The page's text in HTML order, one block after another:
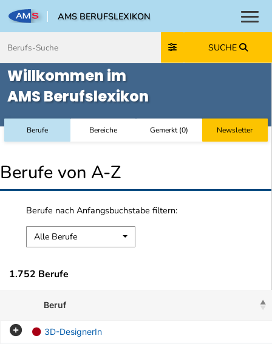
AMS BERUFSLEXIKON
SUCHE
Willkommen im
AMS Berufslexikon
Berufe Bereiche Gemerkt(0) Newsletter
Berufe von A-Z
Berufe nach Anfangsbuchstabe filtern:
Alle Berufe
1.752 Berufe
Beruf
3D-DesignerIn